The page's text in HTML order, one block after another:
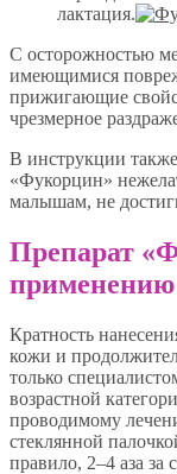
лактация.
С осторожностью
имеющимися
прижигающие
чрезмерное
В инструкции также
«Фукорцин»
малышам, не
Препарат
применению
Кратность
кожи и
только
возрастной
проводимому
стеклянной
правило, 2–4 аза за